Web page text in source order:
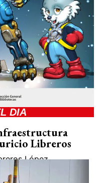
DIA
Libreros
López